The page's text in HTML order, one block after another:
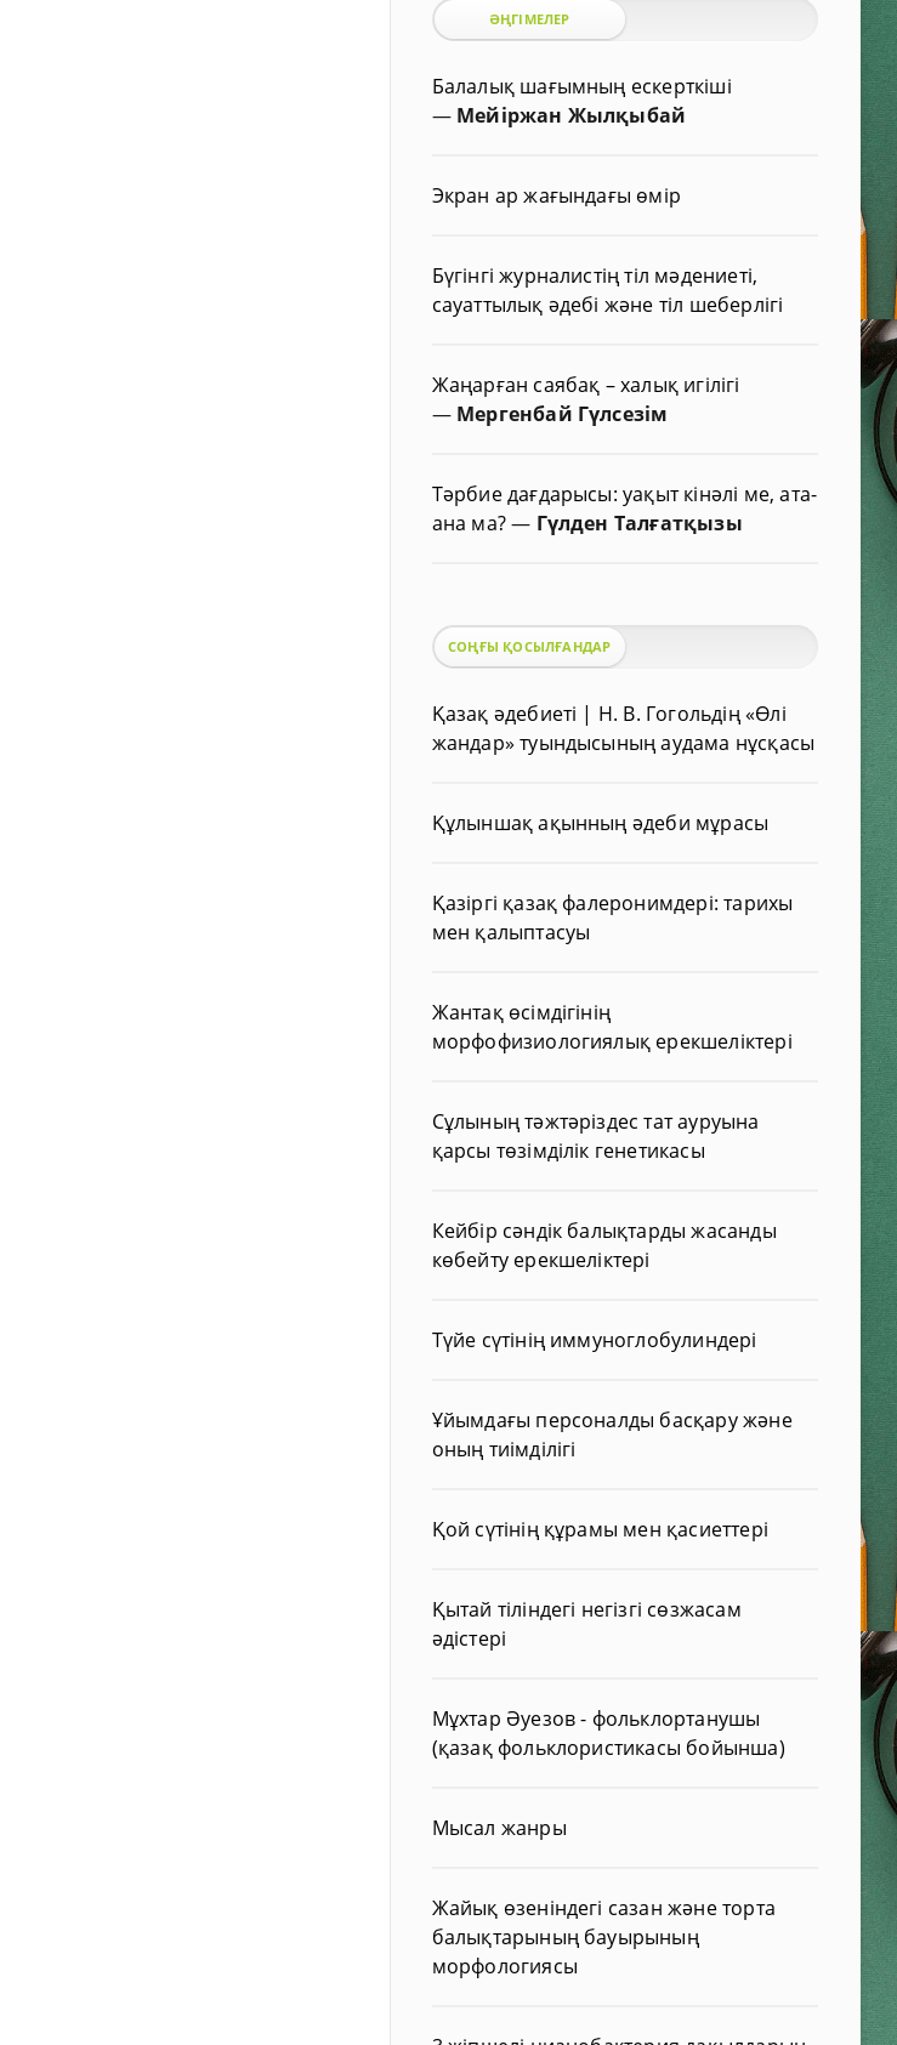
ӘҢГІМЕЛЕР
Балалық шағымның ескерткіші
— Мейіржан Жылқыбай
Экран ар жағындағы өмір
Бүгінгі журналистің тіл мәдениеті,
сауаттылық әдебі және тіл шеберлігі
Жаңарған саябақ – халық игілігі
— Мергенбай Гүлсезім
Тәрбие дағдарысы: уақыт кінәлі ме, ата-
ана ма?— Гүлден Талғатқызы
СОҢҒЫ ҚОСЫЛҒАНДАР
Қазақ әдебиеті | Н. В. Гогольдің «Өлі
жандар» туындысының аудама нұсқасы
Құлыншақ ақынның әдеби мұрасы
Қазіргі қазақ фалеронимдері: тарихы
мен қалыптасуы
Жантақ өсімдігінің
морфофизиологиялық ерекшеліктері
Сұлының тәжтәріздес тат ауруына
қарсы төзімділік генетикасы
Кейбір сәндік балықтарды жасанды
көбейту ерекшеліктері
Түйе сүтінің иммуноглобулиндері
Ұйымдағы персоналды басқару және
оның тиімділігі
Қой сүтінің құрамы мен қасиеттері
Қытай тіліндегі негізгі сөзжасам
әдістері
Мұхтар Әуезов - фольклортанушы
(қазақ фольклористикасы бойынша)
Мысал жанры
Жайық өзеніндегі сазан және торта
балықтарының бауырының
морфологиясы